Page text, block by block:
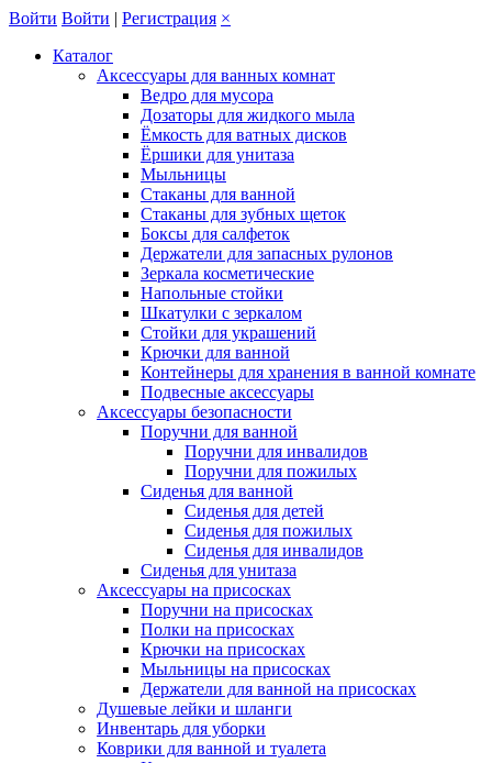
Войти Войти | Регистрация ×
Каталог
Аксессуары для ванных комнат
Ведро для мусора
Дозаторы для жидкого мыла
Ёмкость для ватных дисков
Ёршики для унитаза
Мыльницы
Стаканы для ванной
Стаканы для зубных щеток
Боксы для салфеток
Держатели для запасных рулонов
Зеркала косметические
Напольные стойки
Шкатулки с зеркалом
Стойки для украшений
Крючки для ванной
Контейнеры для хранения в ванной комнате
Подвесные аксессуары
Аксессуары безопасности
Поручни для ванной
Поручни для инвалидов
Поручни для пожилых
Сиденья для ванной
Сиденья для детей
Сиденья для пожилых
Сиденья для инвалидов
Сиденья для унитаза
Аксессуары на присосках
Поручни на присосках
Полки на присосках
Крючки на присосках
Мыльницы на присосках
Держатели для ванной на присосках
Душевые лейки и шланги
Инвентарь для уборки
Коврики для ванной и туалета